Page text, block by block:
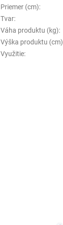
Priemer (cm):
Tvar:
Váha produktu (kg):
Výška produktu (cm)
Využitie: